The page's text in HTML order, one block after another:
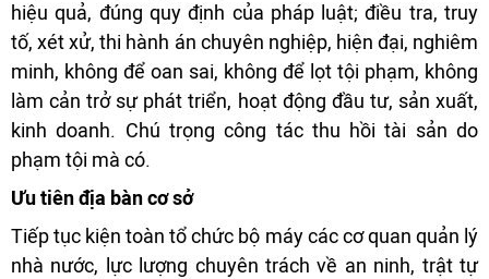
hiệu quả, đúng quy định của pháp luật; điều tra, truy
tố, xét xử, thi hành án chuyên nghiệp, hiện đại, nghiêm
minh, không để oan sai, không để lọt tội phạm, không
làm cản trở sự phát triển, hoạt động đầu tư, sản xuất,
kinh doanh. Chú trọng công tác thu hồi tài sản do
phạm tội mà có.
Ưu tiên địa bàn cơ sở
Tiếp tục kiện toàn tổ chức bộ máy các cơ quan quản lý
nhà nước, lực lượng chuyên trách về an ninh, trật tự